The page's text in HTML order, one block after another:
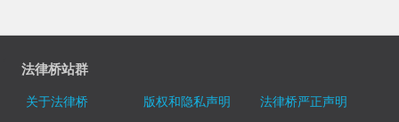
法律桥站群
关于法律桥 版权和隐私声明
法律桥严正声明